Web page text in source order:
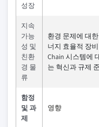
성장
지속
가능
성 및
친환
경 물
류
환경 문제에 대
너지 효율적 장
Chain 시스템에
는 혁신과 규제
함정
및 과
제
영향